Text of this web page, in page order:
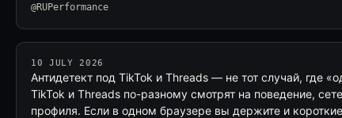
@RUPerformance
10 JULY 2026
Антидетект под TikTok и Threads — не тот случай, где
TikTok и Threads по-разному смотрят на поведение,
профиля. Если в одном браузере вы держите и